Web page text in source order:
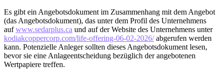
Es gibt ein Angebotsdokument im Zusammenhang mit dem Angebot
(das Angebotsdokument), das unter dem Profil des Unternehmens
aufwww.sedarplus.ca und auf der Website des Unternehmens unter
kodiakcoppercorp.com/life-offering-06-02-2026/abgerufen werden
kann. Potenzielle Anleger sollten dieses Angebotsdokument lesen,
bevor sie eine Anlageentscheidung bezüglich der angebotenen
Wertpapiere treffen.